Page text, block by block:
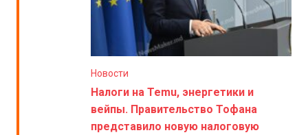
Новости
Налоги на Temu, энергетики и
вейпы. Правительство Тофана
представило новую налоговую